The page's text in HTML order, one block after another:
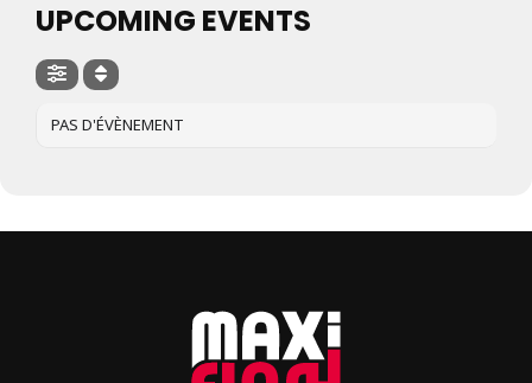
UPCOMING EVENTS
PAS D'ÉVÈNEMENT